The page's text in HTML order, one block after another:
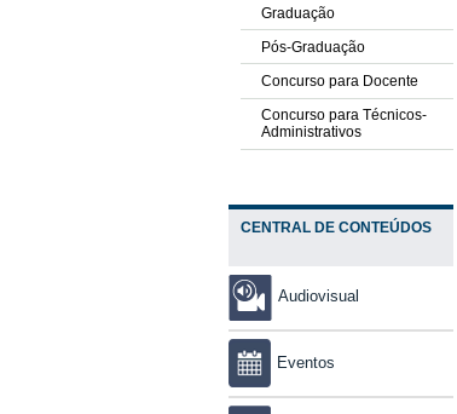
Graduação
Pós-Graduação
Concurso para Docente
Concurso para Técnicos-
Administrativos
CENTRAL DE CONTEÚDOS
Audiovisual
Eventos